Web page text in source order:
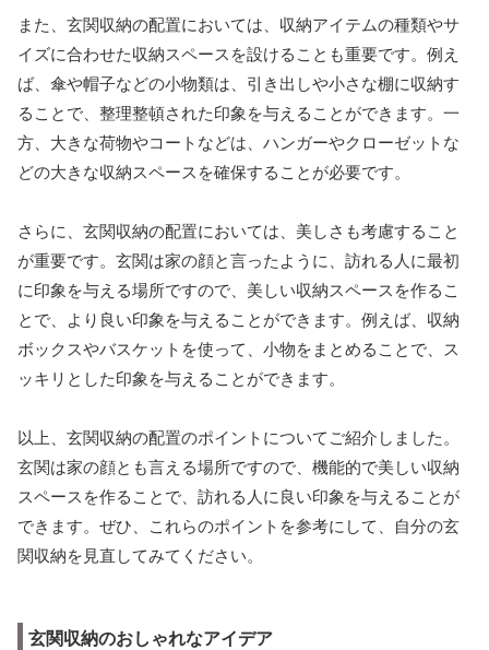
また、玄関収納の配置においては、収納アイテムの種類やサ
イズに合わせた収納スペースを設けることも重要です。例え
ば、傘や帽子などの小物類は、引き出しや小さな棚に収納す
ることで、整理整頓された印象を与えることができます。一
方、大きな荷物やコートなどは、ハンガーやクローゼットな
どの大きな収納スペースを確保することが必要です。
さらに、玄関収納の配置においては、美しさも考慮すること
が重要です。玄関は家の顔と言ったように、訪れる人に最初
に印象を与える場所ですので、美しい収納スペースを作るこ
とで、より良い印象を与えることができます。例えば、収納
ボックスやバスケットを使って、小物をまとめることで、ス
ッキリとした印象を与えることができます。
以上、玄関収納の配置のポイントについてご紹介しました。
玄関は家の顔とも言える場所ですので、機能的で美しい収納
スペースを作ることで、訪れる人に良い印象を与えることが
できます。ぜひ、これらのポイントを参考にして、自分の玄
関収納を見直してみてください。
玄関収納のおしゃれなアイデア